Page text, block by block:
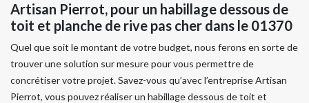
Artisan Pierrot, pour un habillage dessous de
toit et planche de rive pas cher dans le 01370
Quel que soit le montant de votre budget, nous ferons en sorte de
trouver une solution sur mesure pour vous permettre de
concrétiser votre projet. Savez-vous qu’avec l’entreprise Artisan
Pierrot, vous pouvez réaliser un habillage dessous de toit et